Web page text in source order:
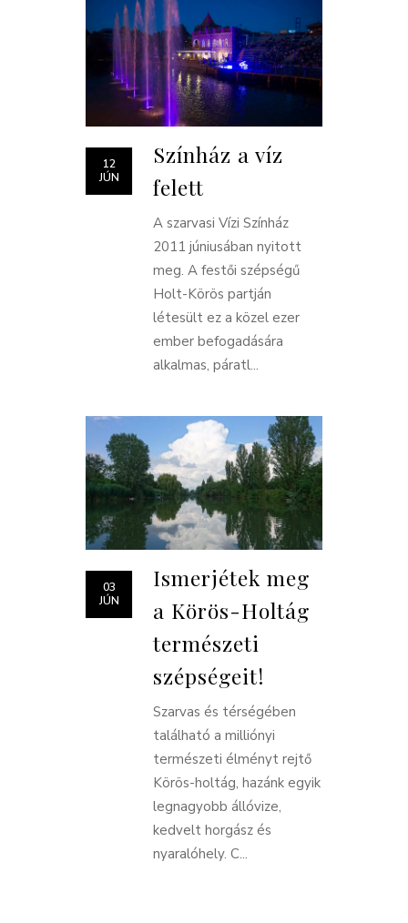
12
JÚN
Színház a víz
felett
A szarvasi Vízi Színház
2011 júniusában nyitott
meg. A festői szépségű
Holt-Körös partján
létesült ez a közel ezer
ember befogadására
alkalmas, páratl...
03
JÚN
Ismerjétek meg
a Körös-Holtág
természeti
szépségeit!
Szarvas és térségében
található a milliónyi
természeti élményt rejtő
Körös-holtág, hazánk egyik
legnagyobb állóvize,
kedvelt horgász és
nyaralóhely. C...